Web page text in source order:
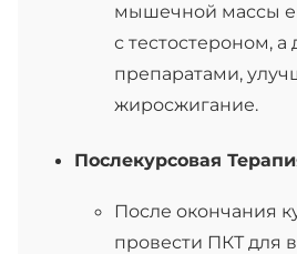
мышечной массы
с тестостероном, а
препаратами,
жиросжигание.
Послекурсовая
После окончания
провести ПКТ для